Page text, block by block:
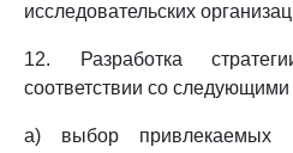
исследовательских
12. Разработка
соответствии со следующими
а) выбор привлекаемых